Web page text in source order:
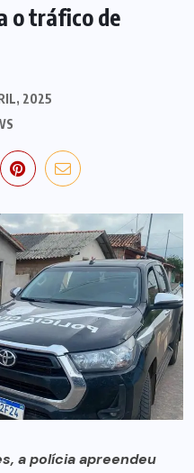
o tráfico de
2025
a polícia apreendeu